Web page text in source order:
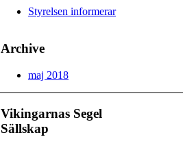
Styrelsen informerar
Archive
maj 2018
Vikingarnas Segel
Sällskap